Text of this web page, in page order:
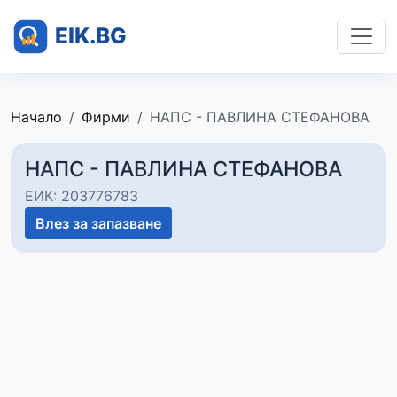
Начало Фирми НАПС - ПАВЛИНА СТЕФАНОВА
НАПС - ПАВЛИНА СТЕФАНОВА
ЕИК: 203776783
Влез за запазване